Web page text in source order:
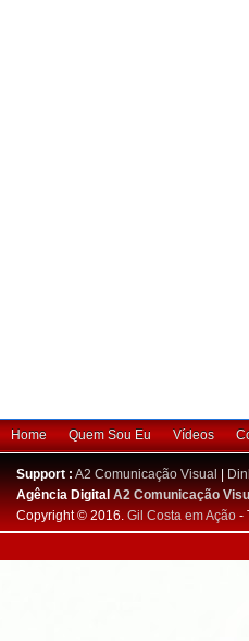
Home Quem Sou Eu Vídeos
Support : A2 Comunicação Visual
Agência DigitalA2 Comunicação
Copyright © 2016. Gil Costa em Ação -